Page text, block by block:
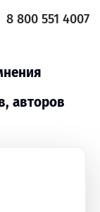
8 800 551 4007
авторов